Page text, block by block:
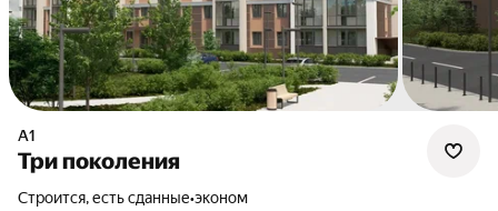
А1
Три поколения
Строится, есть сданные•эконом